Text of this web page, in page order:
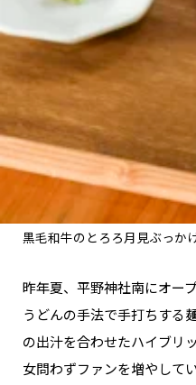
黒毛和牛のとろろ月見ぶっか
昨年夏、平野神社南にオー
うどんの手法で手打ちする
の出汁を合わせたハイブリ
女問わずファンを増やしてい